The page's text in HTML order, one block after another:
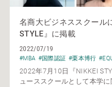
名商大ビジネススクール
STYLE』に掲載
2022/07/19
#MBA #国際認証 #栗本博行
2022年7月10日『NIKKEI
ューススクールとして本学